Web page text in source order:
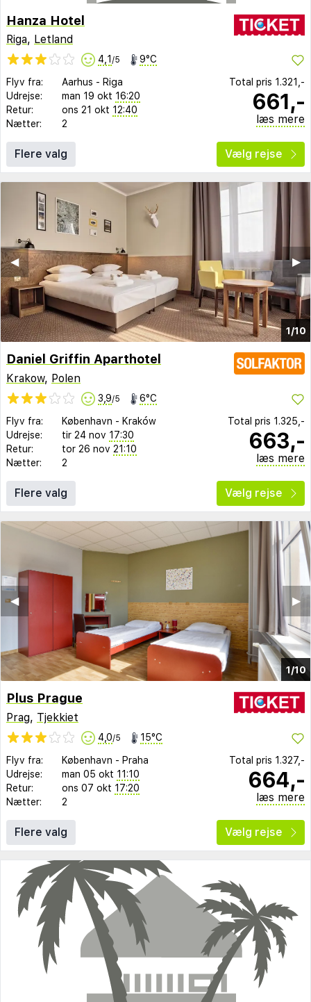
Hanza Hotel
Riga, Letland
4,1 /5 9°C
Flyv fra: Aarhus - Riga
Udrejse:
man 19 okt 16:20
Retur:
ons 21 okt 12:40
Nætter:
2
Total pris 1.321,-
661,-
læs mere
Flere valg Vælg rejse
1/10
▶︎
◀︎
Daniel Griffin Aparthotel
Krakow, Polen
3,9/5 6°C
Flyv fra: København - Kraków
Udrejse:
tir 24 nov 17:30
Retur:
tor 26 nov 21:10
Nætter:
2
Total pris 1.325,-
663,-
læs mere
Flere valg Vælg rejse
1/10
▶︎
◀︎
Plus Prague
Prag, Tjekkiet
4,0/5 15°C
Flyv fra: København - Praha
Udrejse:
man 05 okt 11:10
Retur:
ons 07 okt 17:20
Nætter:
2
Total pris 1.327,-
664,-
læs mere
Flere valg Vælg rejse